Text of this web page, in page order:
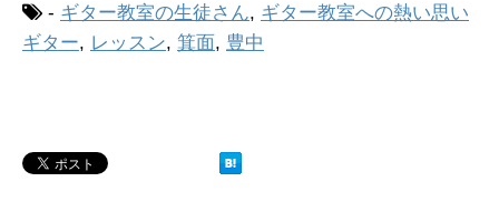
- ギター教室の生徒さん, ギター教室への熱い思い
ギター, レッスン, 箕面, 豊中